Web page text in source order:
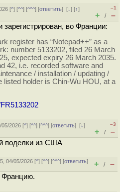
[^] [^^] [^^^] [ответить][↓] [↑]
–1
+ / –
зарегистрирован, во Франции:
register has “Notepad++” as a
number 5133202, filed 26 March
expected expiry 26 March 2035.
42, i.e. recorded software and
/ installation / updating /
listed holder is Chin-Wu HOU, at a
05/2026 [^] [^^] [^^^] [ответить][↓]
–3
+ / –
поделки из США
04/05/2026 [^] [^^] [^^^] [ответить]
+ / –
Францию.